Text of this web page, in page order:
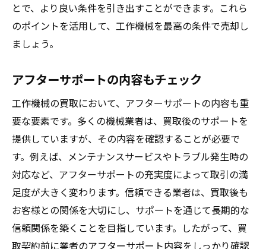
とで、より良い条件を引き出すことができます。これら
のポイントを活用して、工作機械を最高の条件で売却し
ましょう。
アフターサポートの内容もチェック
工作機械の買取において、アフターサポートの内容も重
要な要素です。多くの機械業者は、買取後のサポートを
提供していますが、その内容を確認することが必要で
す。例えば、メンテナンスサービスやトラブル発生時の
対応など、アフターサポートの充実度によって取引の満
足度が大きく変わります。信頼できる業者は、買取後も
お客様との関係を大切にし、サポートを通じて長期的な
信頼関係を築くことを目指しています。したがって、買
取契約前に業者のアフターサポート内容をしっかり確認